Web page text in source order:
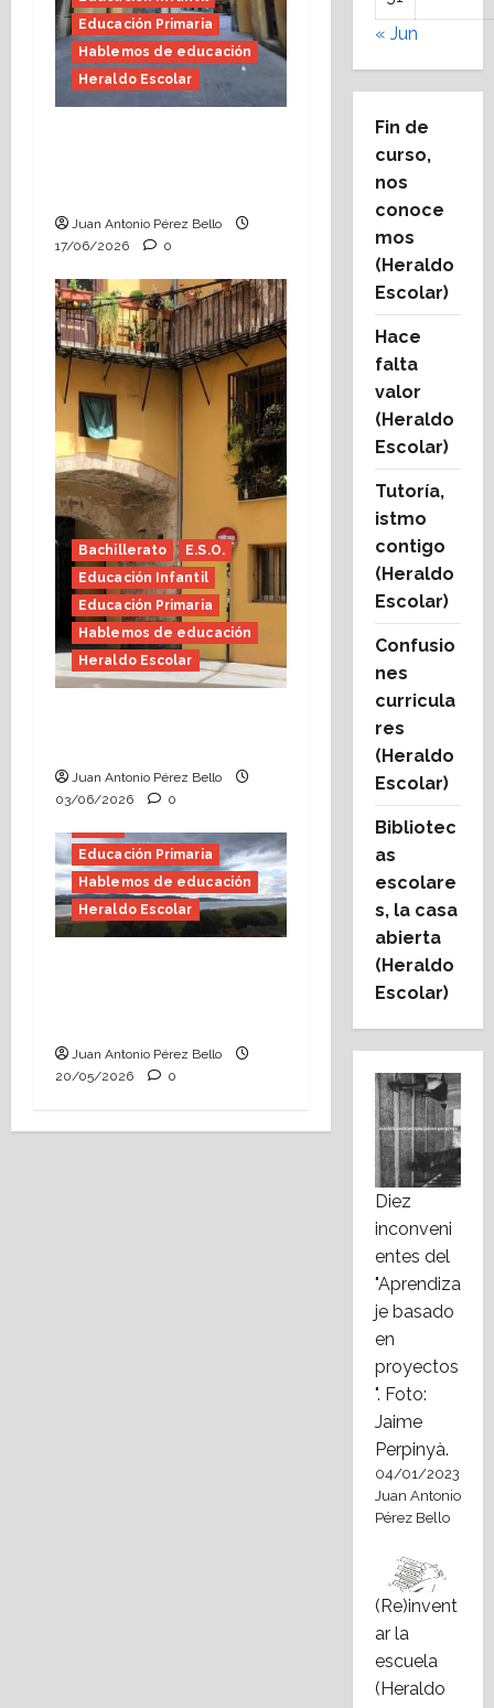
Educación Primaria
Hablemos de educación
Heraldo Escolar
Juan Antonio Pérez Bello
17/06/2026
0
Bachillerato
E.S.O.
Educación Infantil
Educación Primaria
Hablemos de educación
Heraldo Escolar
Juan Antonio Pérez Bello
03/06/2026
0
Educación Primaria
Hablemos de educación
Heraldo Escolar
Juan Antonio Pérez Bello
20/05/2026
0
« Jun
Fin de
curso,
nos
conoce
mos
(Heraldo
Escolar)
Hace
falta
valor
(Heraldo
Escolar)
Tutoría,
istmo
contigo
(Heraldo
Escolar)
Confusio
nes
curricula
res
(Heraldo
Escolar)
Bibliotec
as
escolare
s, la casa
abierta
(Heraldo
Escolar)
Diez
inconveni
entes del
"Aprendiza
je basado
en
proyectos
". Foto:
Jaime
Perpinyà.
04/01/2023
Juan Antonio
Pérez Bello
(Re)invent
ar la
escuela
(Heraldo